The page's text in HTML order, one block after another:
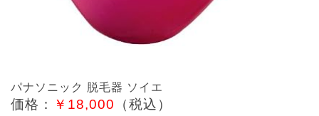
パナソニック 脱毛器 ソイエ
価格： ￥18,000 （税込）